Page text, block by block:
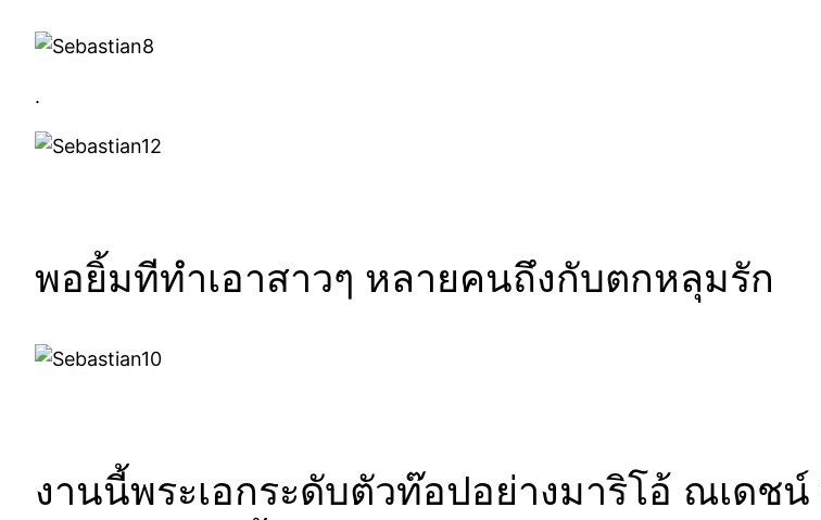
.
พอยิ้มทีทำเอาสาวๆ หลายคนถึงกับตกหลุมรัก
งานนี้พระเอกระดับตัวท๊อปอย่างมาริโอ้ ณเดช